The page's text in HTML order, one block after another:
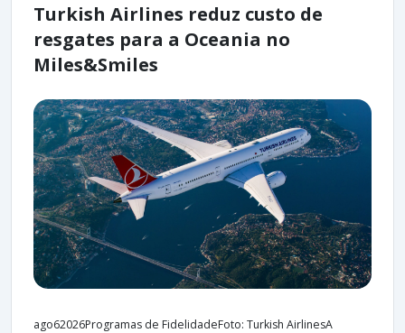
Turkish Airlines reduz custo de
resgates para a Oceania no
Miles&Smiles
ago62026Programas de FidelidadeFoto: Turkish AirlinesA